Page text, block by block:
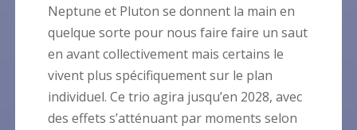
Neptune et Pluton se donnent la main en
quelque sorte pour nous faire faire un saut
en avant collectivement mais certains le
vivent plus spécifiquement sur le plan
individuel. Ce trio agira jusqu’en 2028, avec
des effets s’atténuant par moments selon